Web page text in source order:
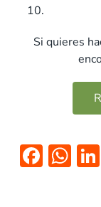
Si quieres
F W